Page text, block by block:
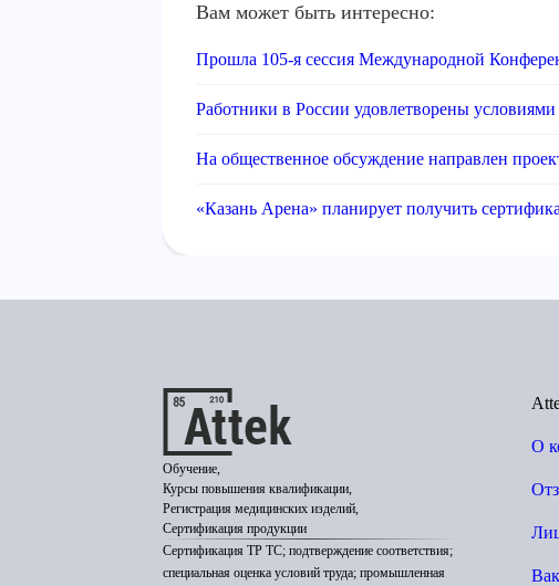
Вам может быть интересно:
Прошла 105-я сессия Международной
Работники в России удовлетворены условиями
На общественное обсуждение направлен
«Казань Арена» планирует получить
Обучение,
Курсы повышения квалификации,
Регистрация медицинских изделий,
Сертификация продукции
Сертификация ТР ТС; подтверждение соответствия;
специальная оценка условий труда; промышленная
О